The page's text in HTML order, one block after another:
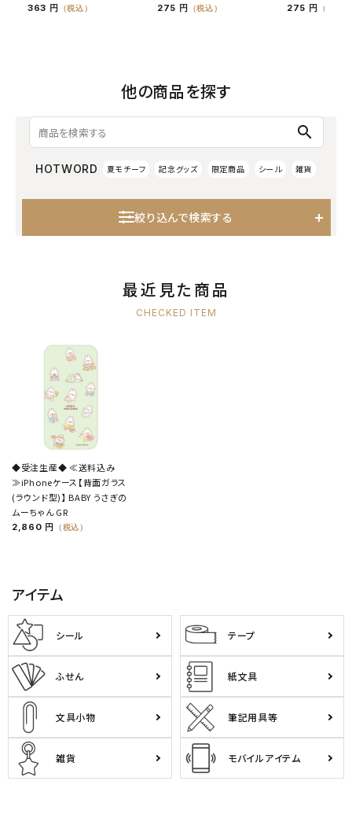
363 円 （税込） 275 円 （税込） 275 円 （税込）
他の商品を探す
search
HOTWORD 夏モチーフ 記念グッズ 限定商品 シール 雑貨
絞り込んで検索する
最近見た商品
CHECKED ITEM
◆受注生産◆ ≪送料込み
≫iPhoneケース【背面ガラス
(ラウンド型)】 BABY うさぎの
ムーちゃん GR
2,860 円 （税込）
アイテム
シール テープ
ふせん 紙文具
文具小物 筆記用具等
雑貨 モバイルアイテム